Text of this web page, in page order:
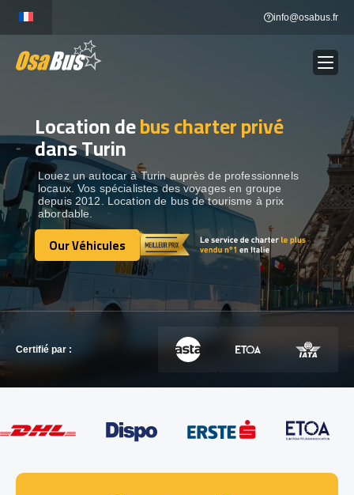
content
info@osabus.fr
Location debus charter privé
dans Turin
Louez un autocar à Turin auprès de professionnels
locaux. Vos spécialistes des voyages en groupe
depuis 2012. Location de bus de tourisme à prix
abordable.
Our Véhicules
Our Véhicules
Certifié par :